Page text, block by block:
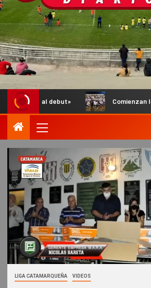
Comienzan los Octavos de
LIGA CATAMARQUEÑA VIDEOS